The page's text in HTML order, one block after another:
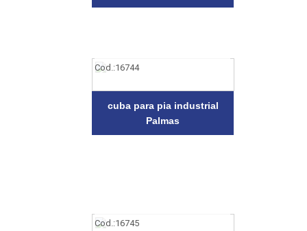
Cod.:16744
cuba para pia industrial
Palmas
Cod.:16745